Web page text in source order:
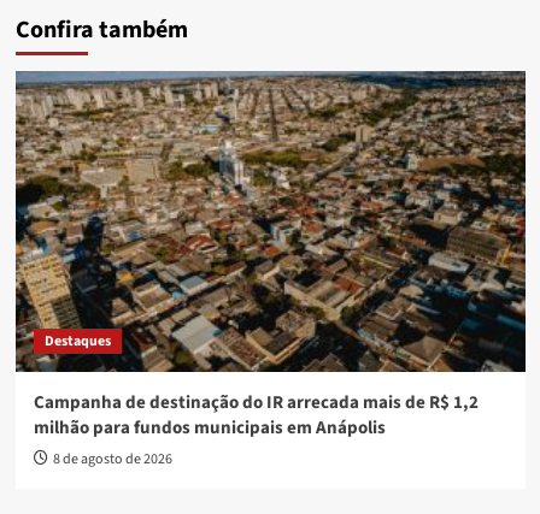
Confira também
Destaques
Campanha de destinação do IR arrecada mais de R$ 1,2
milhão para fundos municipais em Anápolis
8 de agosto de 2026